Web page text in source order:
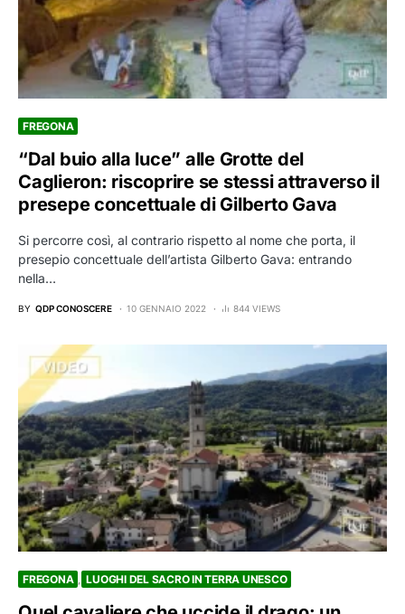
FREGONA
“Dal buio alla luce” alle Grotte del
Caglieron: riscoprire se stessi attraverso il
presepe concettuale di Gilberto Gava
Si percorre così, al contrario rispetto al nome che porta, il
presepio concettuale dell’artista Gilberto Gava: entrando
nella…
BY QDP CONOSCERE 10 GENNAIO 2022 844 VIEWS
FREGONA LUOGHI DEL SACRO IN TERRA UNESCO